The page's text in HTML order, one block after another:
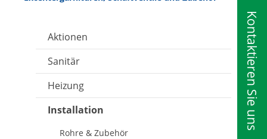
Kontaktieren Sie uns
Aktionen
Sanitär
Heizung
Installation
Rohre & Zubehör